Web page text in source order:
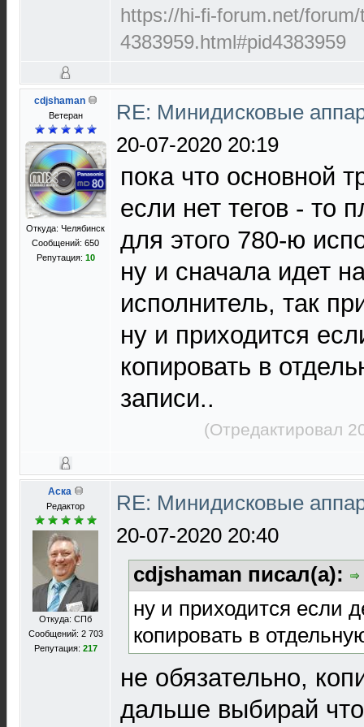
https://hi-fi-forum.net/
4383959.html#pid4383959
cdjshaman
Ветеран
Откуда: Челябинск
Сообщений: 650
Репутация: 10
RE: Минидисковые
20-07-2020 20:19
пока что основной
если нет тегов - то
для этого 780-ю
ну и сначала идет
исполнитель, так
ну и приходится
копировать в
записи..
(Отредактировал
Аска
Редактор
Откуда: СПб
Сообщений: 2 703
Репутация: 217
RE: Минидисковые
20-07-2020 20:40
cdjshaman писал(а):
ну и приходится если
копировать в
не обязательно,
дальше выбирай